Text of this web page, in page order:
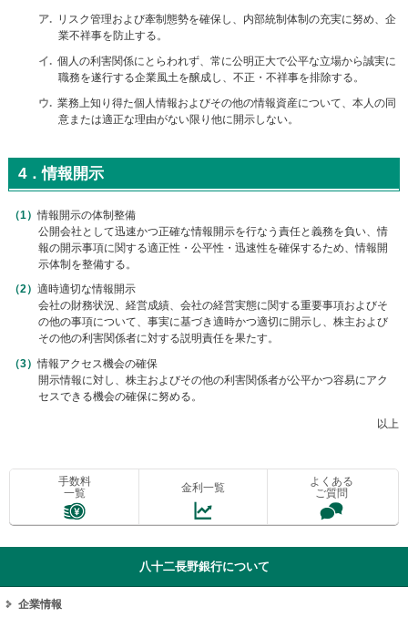
ア
リスク管理および牽制態勢を確保し、内部統制体制の充実に努め、企
業不祥事を防止する。
イ
個人の利害関係にとらわれず、常に公明正大で公平な立場から誠実に
職務を遂行する企業風土を醸成し、不正・不祥事を排除する。
ウ
業務上知り得た個人情報およびその他の情報資産について、本人の同
意または適正な理由がない限り他に開示しない。
4．情報開示
情報開示の体制整備
公開会社として迅速かつ正確な情報開示を行なう責任と義務を負い、情
報の開示事項に関する適正性・公平性・迅速性を確保するため、情報開
示体制を整備する。
適時適切な情報開示
会社の財務状況、経営成績、会社の経営実態に関する重要事項およびそ
の他の事項について、事実に基づき適時かつ適切に開示し、株主および
その他の利害関係者に対する説明責任を果たす。
情報アクセス機会の確保
開示情報に対し、株主およびその他の利害関係者が公平かつ容易にアク
セスできる機会の確保に努める。
以上
手数料
一覧
金利一覧
よくある
ご質問
八十二長野銀行について
企業情報